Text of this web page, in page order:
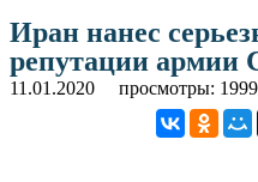
Иран нанес
репутации
11.01.2020 просмотры: 1999